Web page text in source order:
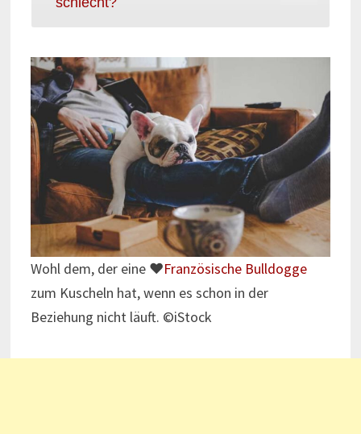
Wohl dem, der eine ♥Französische Bulldogge
zum Kuscheln hat, wenn es schon in der
Beziehung nicht läuft. ©iStock